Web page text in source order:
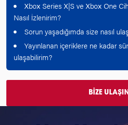
Xbox Series X|S ve Xbox One
Nasıl İzlenirim?
Sorun yaşadığımda size nasıl
Yayınlanan içeriklere ne kadar
ulaşabilirim?
BİZE